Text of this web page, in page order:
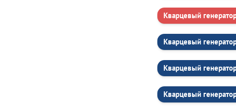
Кварцевый
Кварцевый
Кварцевый
Кварцевый